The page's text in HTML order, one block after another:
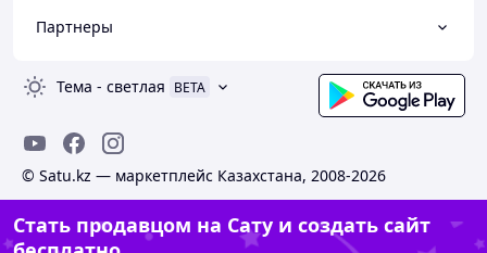
Партнеры
Тема - светлая BETA
© Satu.kz — маркетплейс Казахстана, 2008-2026
Стать продавцом на Сату и создать сайт